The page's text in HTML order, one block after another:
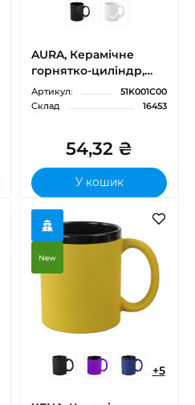
AURA, Керамічне
горнятко-циліндр,
340 мл
Артикул:
51K001C00
Склад
16453
54,32 ₴
У кошик
+5